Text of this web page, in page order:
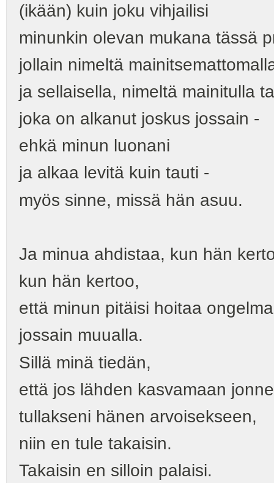
(ikään) kuin joku vihjailisi
minunkin olevan mukana tässä
jollain nimeltä
ja sellaisella, nimeltä mainitulla
joka on alkanut joskus jossain -
ehkä minun luonani
ja alkaa levitä kuin tauti -
myös sinne, missä hän asuu.
Ja minua ahdistaa, kun hän
kun hän kertoo,
että minun pitäisi hoitaa
jossain muualla.
Sillä minä tiedän,
että jos lähden kasvamaan
tullakseni hänen arvoisekseen,
niin en tule takaisin.
Takaisin en silloin palaisi.